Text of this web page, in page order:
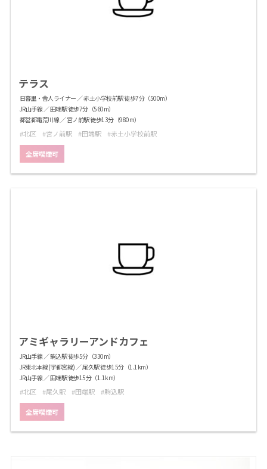
テラス
日暮里・舎人ライナー ／ 赤土小学校前駅 徒歩7分（500m）
JR山手線 ／ 田端駅 徒歩7分（560m）
都営都電荒川線 ／ 宮ノ前駅 徒歩13分（980m）
北区 宮ノ前駅 田端駅 赤土小学校前駅
全席喫煙可
アミギャラリーアンドカフェ
JR山手線 ／ 駒込駅 徒歩5分（330m）
JR東北本線(宇都宮線) ／ 尾久駅 徒歩15分（1.1km）
JR山手線 ／ 田端駅 徒歩15分（1.1km）
北区 尾久駅 田端駅 駒込駅
全席喫煙可